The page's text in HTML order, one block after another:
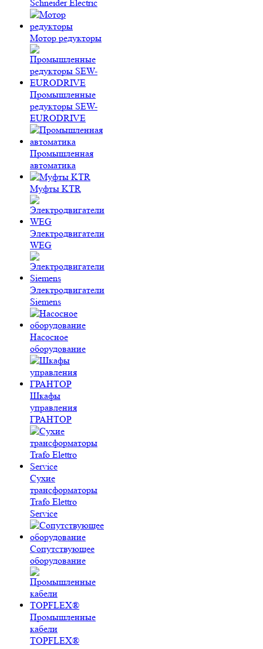
Schneider Electric
Мотор редукторы
Промышленные
редукторы SEW-
EURODRIVE
Промышленная
автоматика
Муфты KTR
Электродвигатели
WEG
Электродвигатели
Siemens
Насосное
оборудование
Шкафы
управления
ГРАНТОР
Сухие
трансформаторы
Trafo Elettro
Service
Сопутствующее
оборудование
Промышленные
кабели
TOPFLEX®